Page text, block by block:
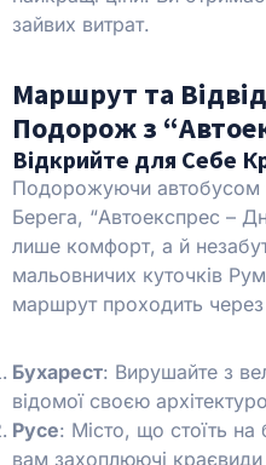
зайвих витрат.
Маршрут та
Подорож з
Відкрийте для Себе
Подорожуючи автобусом
Берега, “Автоекспрес –
лише комфорт, а й
мальовничих куточків
маршрут проходить через
Бухарест: Вирушайте з
відомої своєю
Русе: Місто, що стоїть
вам захоплюючі краєвиди